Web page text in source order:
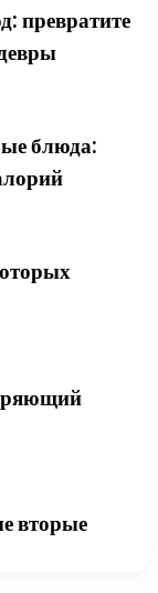
превратите
блюда:
вторые